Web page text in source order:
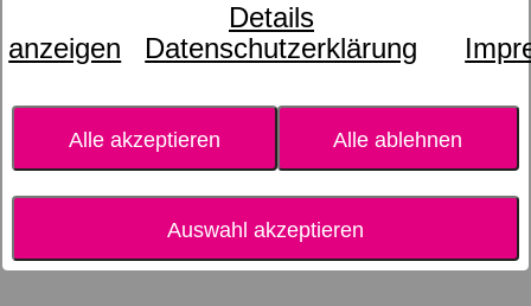
Details
anzeigen
Datenschutzerklärung
Alle akzeptieren Alle ablehnen
Auswahl akzeptieren
Genießen Sie Ihren Kaffee mit diesem große
Tasse aus der Love Birds collectie.